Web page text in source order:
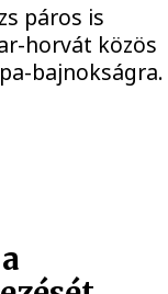
páros is
horvát közös
bajnokságra.